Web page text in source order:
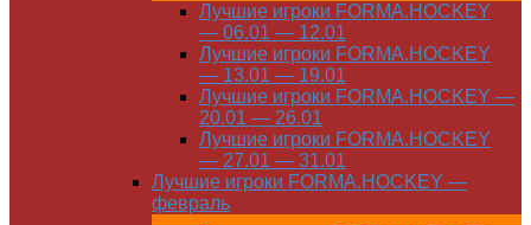
Лучшие игроки FORMA.HOCKEY
— 06.01 — 12.01
Лучшие игроки FORMA.HOCKEY
— 13.01 — 19.01
Лучшие игроки FORMA.HOCKEY —
20.01 — 26.01
Лучшие игроки FORMA.HOCKEY
— 27.01 — 31.01
Лучшие игроки FORMA.HOCKEY —
февраль